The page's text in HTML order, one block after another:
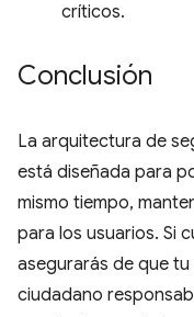
críticos.
Conclusión
La arquitectura de
está diseñada para
mismo tiempo,
para los usuarios. Si
asegurarás de que
ciudadano